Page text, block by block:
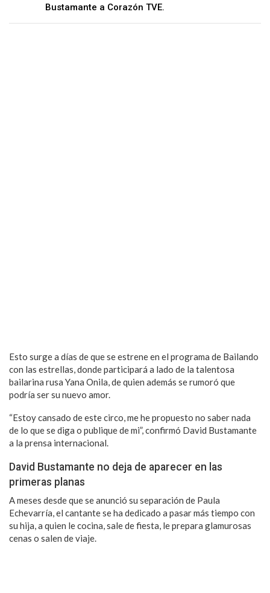
Bustamante a Corazón TVE.
Esto surge a días de que se estrene en el programa de Bailando
con las estrellas, donde participará a lado de la talentosa
bailarina rusa Yana Onila, de quien además se rumoró que
podría ser su nuevo amor.
“Estoy cansado de este circo, me he propuesto no saber nada
de lo que se diga o publique de mi”, confirmó David Bustamante
a la prensa internacional.
David Bustamante no deja de aparecer en las
primeras planas
A meses desde que se anunció su separación de Paula
Echevarría, el cantante se ha dedicado a pasar más tiempo con
su hija, a quien le cocina, sale de fiesta, le prepara glamurosas
cenas o salen de viaje.